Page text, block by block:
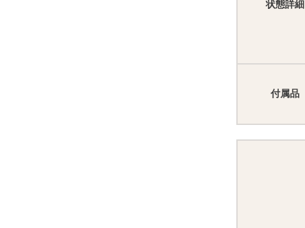
状態詳細
付属品